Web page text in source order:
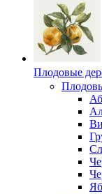
Плодовые